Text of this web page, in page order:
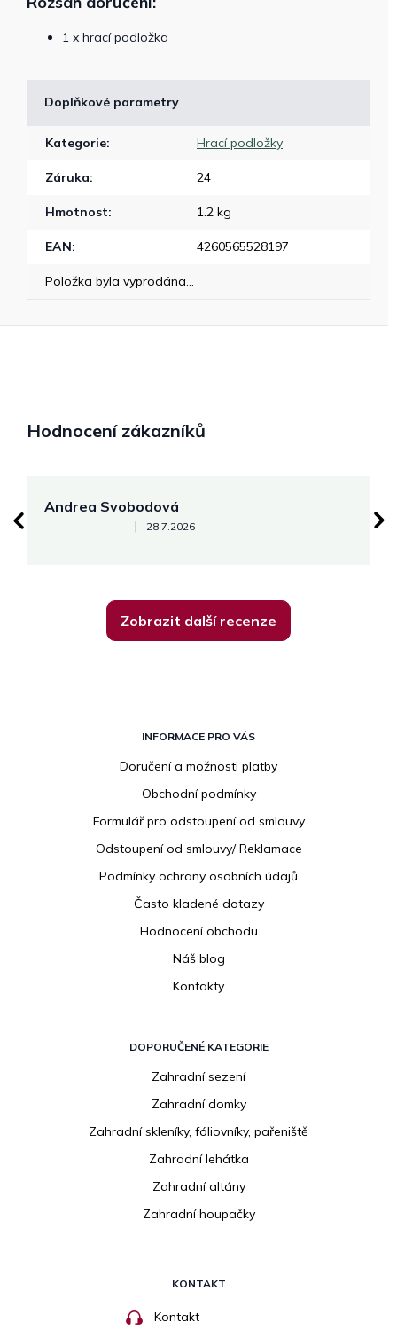
1 x hrací podložka
Doplňkové parametry
Kategorie: Hrací podložky
Záruka: 24
Hmotnost: 1.2 kg
EAN: 4260565528197
Položka byla vyprodána…
Hodnocení zákazníků
Andrea Svobodová
Hodnocení obchodu je 5 z 5 hvězdiček.
| 28.7.2026
Zobrazit další recenze
INFORMACE PRO VÁS
Doručení a možnosti platby
Obchodní podmínky
Formulář pro odstoupení od smlouvy
Odstoupení od smlouvy/ Reklamace
Podmínky ochrany osobních údajů
Často kladené dotazy
Hodnocení obchodu
Náš blog
Kontakty
DOPORUČENÉ KATEGORIE
Zahradní sezení
Zahradní domky
Zahradní skleníky, fóliovníky, pařeniště
Zahradní lehátka
Zahradní altány
Zahradní houpačky
KONTAKT
Kontakt